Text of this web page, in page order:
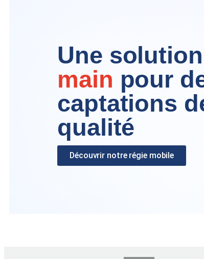
Une solution
main pour
captations
qualité
Découvrir notre régie mobile